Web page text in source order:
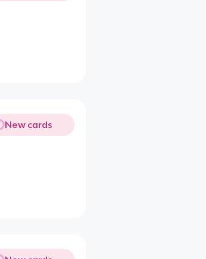
New cards